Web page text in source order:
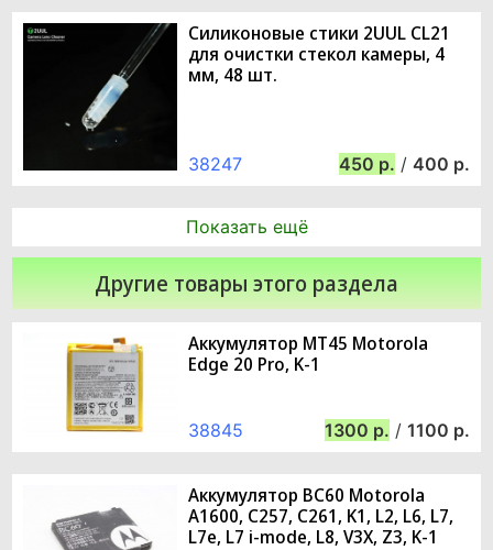
Силиконовые стики 2UUL CL21
для очистки стекол камеры, 4
мм, 48 шт.
38247 450 / 400
Показать ещё
Другие товары этого раздела
Аккумулятор MT45 Motorola
Edge 20 Pro, K-1
38845 1300 / 1100
Аккумулятор BC60 Motorola
A1600, C257, C261, K1, L2, L6, L7,
L7e, L7 i-mode, L8, V3X, Z3, K-1